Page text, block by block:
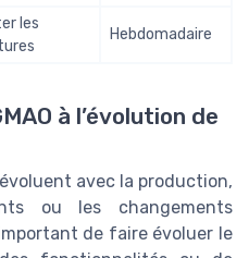
les
Hebdomadaire
à l’évolution de
avec la production,
ou les changements
de faire évoluer le